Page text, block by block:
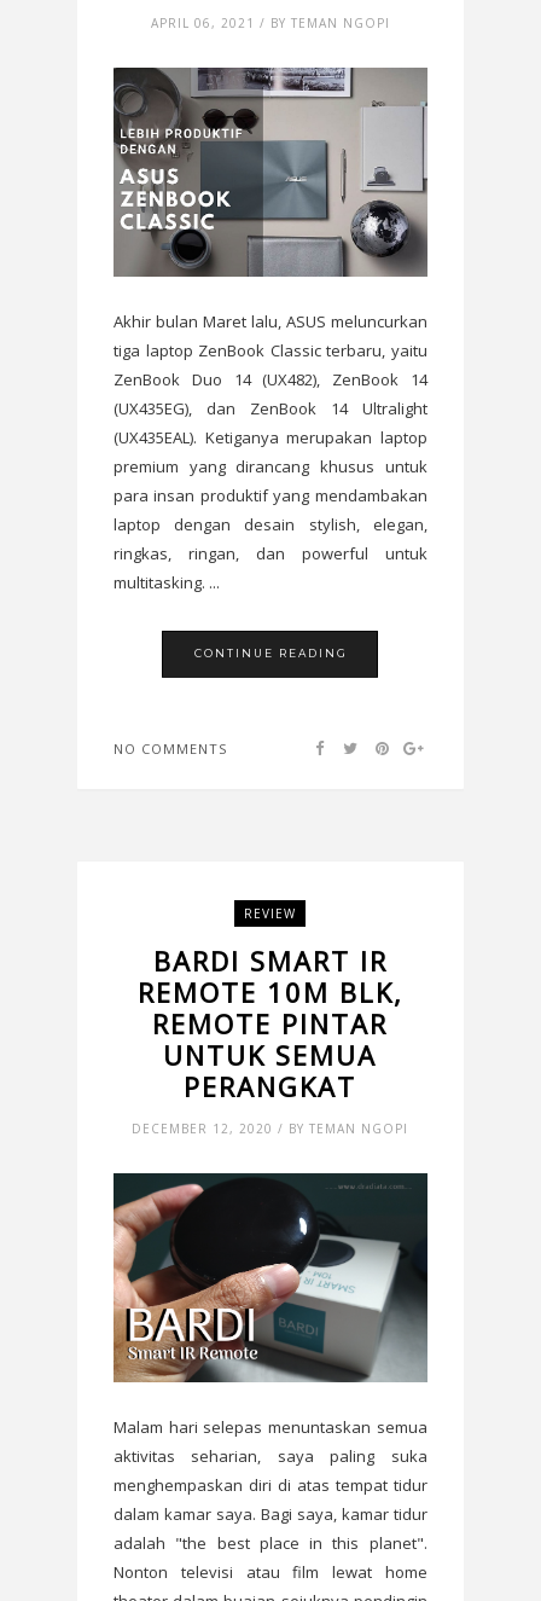
APRIL 06, 2021 / BY TEMAN NGOPI
Akhir bulan Maret lalu, ASUS meluncurkan
tiga laptop ZenBook Classic terbaru, yaitu
ZenBook Duo 14 (UX482), ZenBook 14
(UX435EG), dan ZenBook 14 Ultralight
(UX435EAL). Ketiganya merupakan laptop
premium yang dirancang khusus untuk
para insan produktif yang mendambakan
laptop dengan desain stylish, elegan,
ringkas, ringan, dan powerful untuk
multitasking. ...
CONTINUE READING
NO COMMENTS
REVIEW
BARDI SMART IR
REMOTE 10M BLK,
REMOTE PINTAR
UNTUK SEMUA
PERANGKAT
DECEMBER 12, 2020 / BY TEMAN NGOPI
Malam hari selepas menuntaskan semua
aktivitas seharian, saya paling suka
menghempaskan diri di atas tempat tidur
dalam kamar saya. Bagi saya, kamar tidur
adalah "the best place in this planet".
Nonton televisi atau film lewat home